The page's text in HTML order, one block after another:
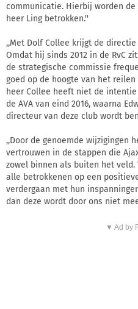
communicatie. Hierbij worden
heer Ling betrokken.''
,,Met Dolf Collee krijgt de
Omdat hij sinds 2012 in de RvC
de strategische commissie
goed op de hoogte van het
heer Collee heeft niet de
de AVA van eind 2016, waarna
directeur van deze club wordt
,,Door de genoemde wijzigingen
vertrouwen in de stappen die
zowel binnen als buiten het
alle betrokkenen op een
verdergaan met hun
dan deze wordt door ons niet
▼ Ad by